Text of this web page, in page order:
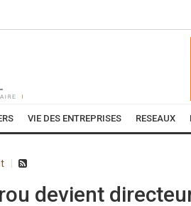
VIE DES ENTREPRISES RESEAUX
devient